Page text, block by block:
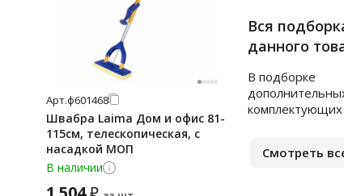
Арт.ф601468
Швабра Laima Дом и офис 81-
115см, телескопическая, с
насадкой МОП
В наличии
Вся
данного
В подборке
комплектующих
Смотреть